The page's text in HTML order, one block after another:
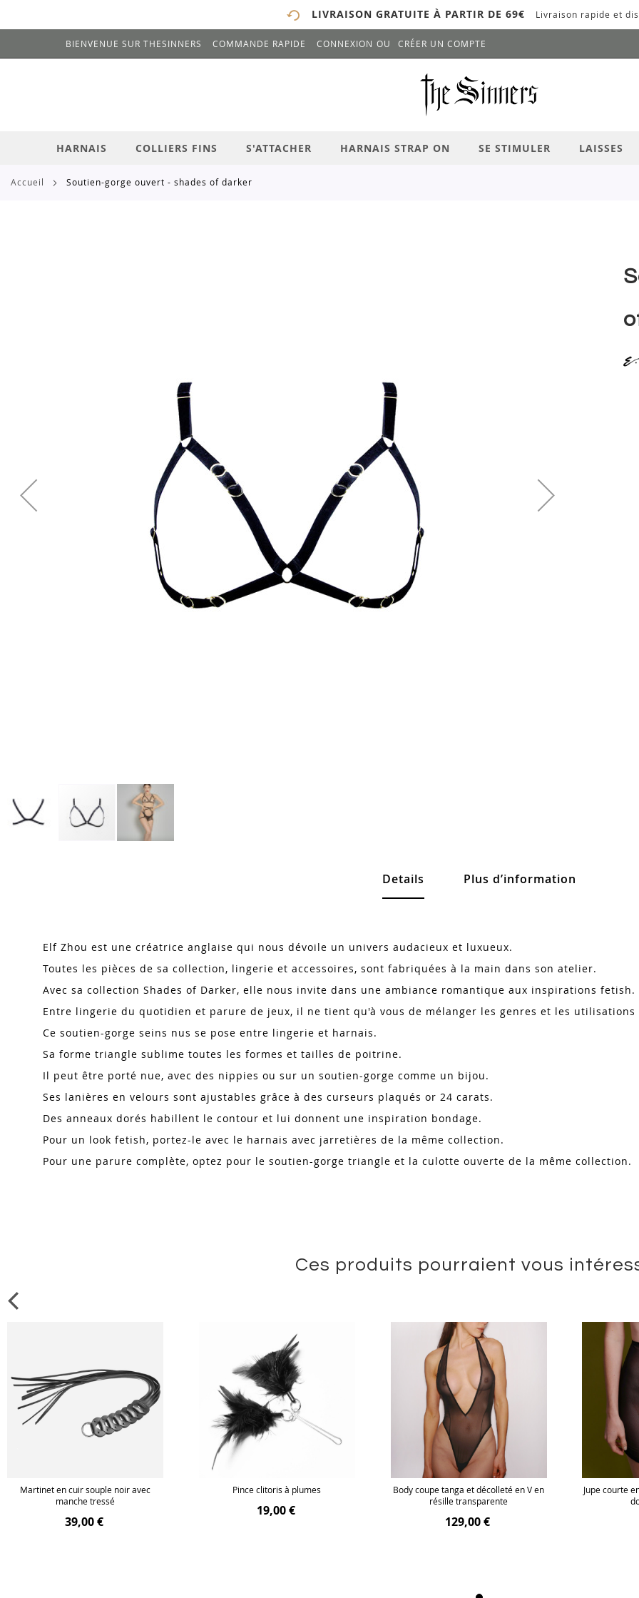
LIVRAISON GRATUITE À PARTIR DE 69€ Livraison rapide et
ALLEZ
BIENVENUE SUR THESINNERS COMMANDE RAPIDE CONNEXION CRÉER UN COMPTE
# ENTREZ AU MOINS 3 CARACTÈRES POUR LANCER LA RECHERCHE # APPUYEZ SUR LA TOUCHE "ENTRER"
HARNAIS COLLIERS FINS S'ATTACHER HARNAIS STRAP ON SE STIMULER LAISSES
accueil soutien-gorge ouvert - shades of darker
Details
Elf Zhou est une créatrice anglaise qui nous dévoile un univers audacieux et luxueux.
Toutes les pièces de sa collection, lingerie et accessoires, sont fabriquées à la main dans son atelier.
Avec sa collection Shades of Darker, elle nous invite dans une ambiance romantique aux inspirations fetish.
Entre lingerie du quotidien et parure de jeux, il ne tient qu'à vous de mélanger les genres et les utilisations
Ce soutien-gorge seins nus se pose entre lingerie et harnais.
Sa forme triangle sublime toutes les formes et tailles de poitrine.
Il peut être porté nue, avec des nippies ou sur un soutien-gorge comme un bijou.
Ses lanières en velours sont ajustables grâce à des curseurs plaqués or 24 carats.
Des anneaux dorés habillent le contour et lui donnent une inspiration bondage.
Pour un look fetish, portez-le avec le harnais avec jarretières de la même collection.
Pour une parure complète, optez pour le soutien-gorge triangle et la culotte ouverte de la même collection.
Plus d’information
Ces produits pourraient vous
Martinet en cuir souple noir avec
manche tressé
39,00 €
Pince clitoris à plumes
19,00 €
Body coupe tanga et décolleté en V en
résille transparente
129,00 €
Jupe courte